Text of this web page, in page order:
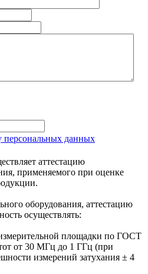
персональных данных
аттестацию
применяемого при оценке
оборудования, аттестацию
осуществлять:
площадки по ГОСТ
от 30 МГц до 1 ГГц (при
измерений затухания ± 4